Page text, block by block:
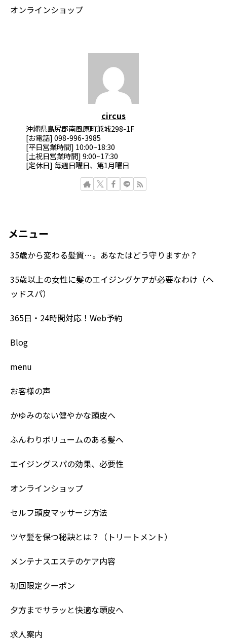
オンラインショップ
circus
沖縄県島尻郡南風原町兼城298-1F
[お電話] 098-996-3985
[平日営業時間] 10:00~18:30
[土祝日営業時間] 9:00~17:30
[定休日] 毎週日曜日、第1月曜日
メニュー
35歳から変わる髪質…。あなたはどう守りますか？
35歳以上の女性に髪のエイジングケアが必要なわけ（ヘ
ッドスパ）
365日・24時間対応！Web予約
Blog
menu
お客様の声
かゆみのない健やかな頭皮へ
ふんわりボリュームのある髪へ
エイジングスパの効果、必要性
オンラインショップ
セルフ頭皮マッサージ方法
ツヤ髪を保つ秘訣とは？（トリートメント）
メンテナスエステのケア内容
初回限定クーポン
夕方までサラッと快適な頭皮へ
求人案内